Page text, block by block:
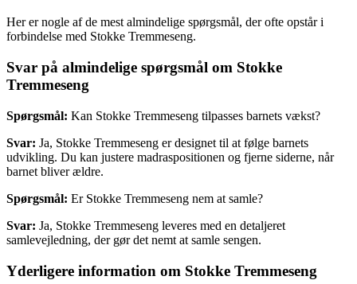
Her er nogle af de mest almindelige spørgsmål, der ofte opstår i
forbindelse med Stokke Tremmeseng.
Svar på almindelige spørgsmål om Stokke
Tremmeseng
Spørgsmål: Kan Stokke Tremmeseng tilpasses barnets vækst?
Svar: Ja, Stokke Tremmeseng er designet til at følge barnets
udvikling. Du kan justere madraspositionen og fjerne siderne, når
barnet bliver ældre.
Spørgsmål: Er Stokke Tremmeseng nem at samle?
Svar: Ja, Stokke Tremmeseng leveres med en detaljeret
samlevejledning, der gør det nemt at samle sengen.
Yderligere information om Stokke Tremmeseng